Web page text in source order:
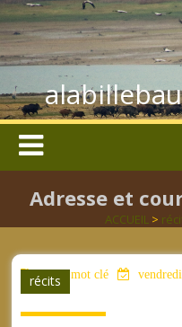
Adresse et
ACCUEIL>
récits
aucun mot clé